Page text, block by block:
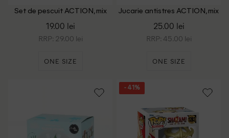
Set de pescuit ACTION, mix
19.00 lei
RRP: 29.00 lei
ONE SIZE
Jucarie antistres ACTION, mix
25.00 lei
RRP: 45.00 lei
ONE SIZE
- 41%